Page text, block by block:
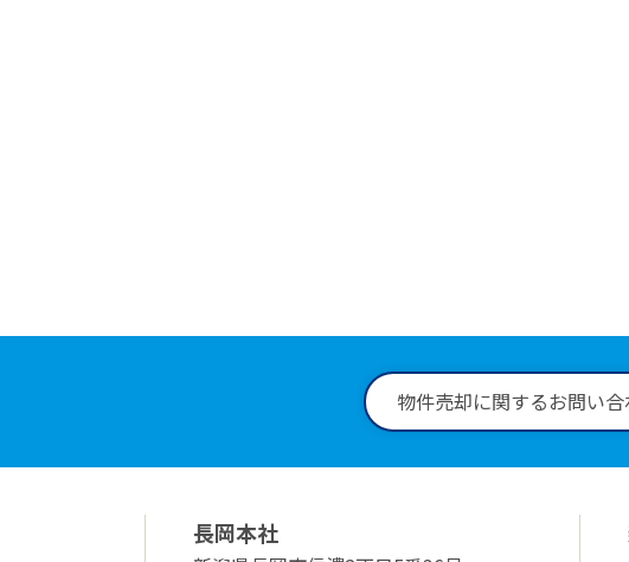
物件売却に関するお問い合
長岡本社